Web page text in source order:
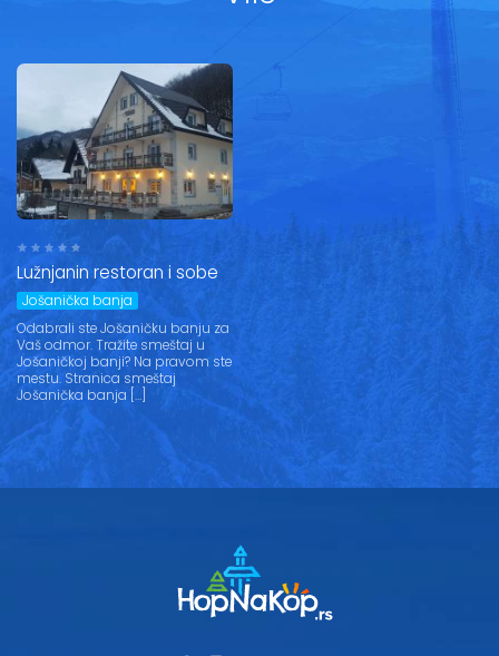
Oglasi
Lužnjanin restoran i sobe
Jošanička banja
Odabrali ste Jošaničku banju za
Vaš odmor. Tražite smeštaj u
Jošaničkoj banji? Na pravom ste
mestu. Stranica smeštaj
Jošanička banja […]